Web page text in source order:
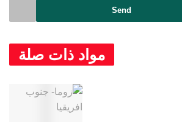
Send
مواد ذات صلة